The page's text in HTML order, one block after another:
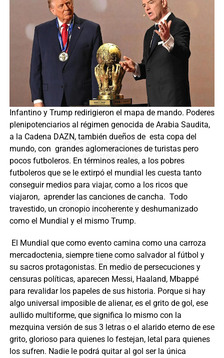
Infantino y Trump redirigieron el mapa de mando. Poderes
plenipotenciarios al régimen genocida de Arabia Saudita,
a la Cadena DAZN, también dueños de esta copa del
mundo, con grandes aglomeraciones de turistas pero
pocos futboleros. En términos reales, a los pobres
futboleros que se le extirpó el mundial les cuesta tanto
conseguir medios para viajar, como a los ricos que
viajaron, aprender las canciones de cancha. Todo
travestido, un cronopio incoherente y deshumanizado
como el Mundial y el mismo Trump.
El Mundial que como evento camina como una carroza
mercadoctenia, siempre tiene como salvador al fútbol y
su sacros protagonistas. En medio de persecuciones y
censuras políticas, aparecen Messi, Haaland, Mbappé
para revalidar los papeles de sus historia. Porque si hay
algo universal imposible de alienar, es el grito de gol, ese
aullido multiforme, que significa lo mismo con la
mezquina versión de sus 3 letras o el alarido eterno de ese
grito, glorioso para quienes lo festejan, letal para quienes
los sufren. Nadie le podrá quitar al gol ser la única